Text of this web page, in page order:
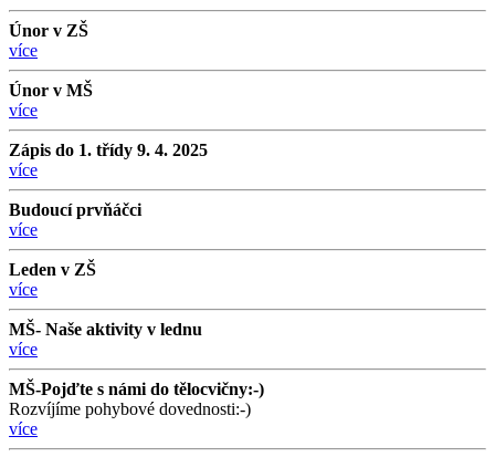
Únor v ZŠ
více
Únor v MŠ
více
Zápis do 1. třídy 9. 4. 2025
více
Budoucí prvňáčci
více
Leden v ZŠ
více
MŠ- Naše aktivity v lednu
více
MŠ-Pojďte s námi do tělocvičny:-)
Rozvíjíme pohybové dovednosti:-)
více